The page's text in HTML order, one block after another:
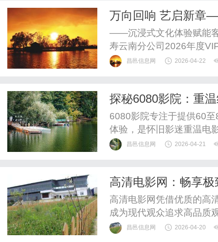
万向回响 艺启新章
年“家•恋”VIP艺术季
——沉浸式文化体验赋能
寿云南分公司2026年度
耕客户服务、构建人文关
了公司尊崇客户、传递美
昌邑信息网 2026-04-22
探秘6080影院：重
6080影院专注于提供60
体验，是怀旧影迷重温电
昌邑信息网 2026-04-21
高清电影网：畅享
高清电影网凭借优质的高
成为现代观众追求高品质
体验。昌邑信息网 2026-04-20